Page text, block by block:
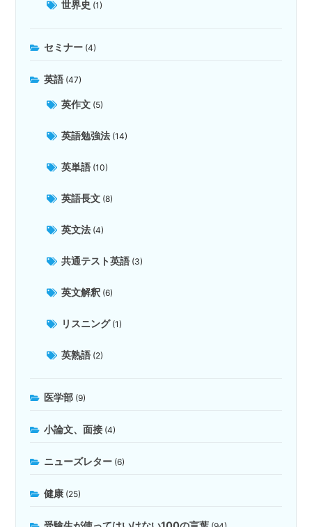
世界史 (1)
セミナー (4)
英語 (47)
英作文 (5)
英語勉強法 (14)
英単語 (10)
英語長文 (8)
英文法 (4)
共通テスト英語 (3)
英文解釈 (6)
リスニング(1)
英熟語 (2)
医学部 (9)
小論文、面接 (4)
ニューズレター (6)
健康 (25)